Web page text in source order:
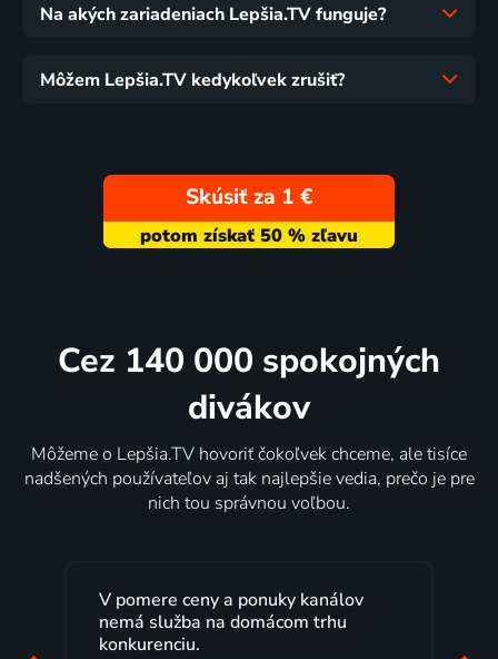
Na akých zariadeniach Lepšia.TV funguje?
Môžem Lepšia.TV kedykoľvek zrušiť?
Skúsiť za 1 €
Cez 140 000 spokojných
divákov
Môžeme o Lepšia.TV hovoriť čokoľvek chceme, ale tisíce
nadšených používateľov aj tak najlepšie vedia, prečo je pre
nich tou správnou voľbou.
V pomere ceny a ponuky kanálov
nemá služba na domácom trhu
konkurenciu.